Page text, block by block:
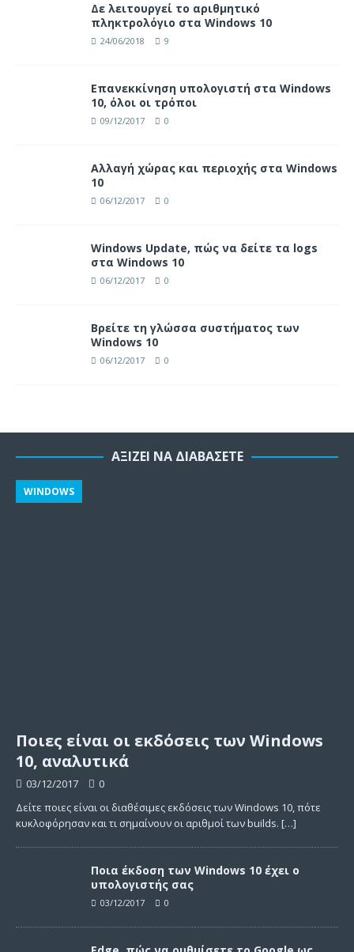
Δε λειτουργεί το αριθμητικό
πληκτρολόγιο στα Windows 10
24/06/2018 9
Επανεκκίνηση υπολογιστή στα Windows
10, όλοι οι τρόποι
09/12/2017 0
Αλλαγή χώρας και περιοχής στα Windows
10
06/12/2017 0
Windows Update, πώς να δείτε τα logs
στα Windows 10
06/12/2017 0
Βρείτε τη γλώσσα συστήματος των
Windows 10
06/12/2017 0
ΑΞΊΖΕΙ ΝΑ ΔΙΑΒΆΣΕΤΕ
Ποιες είναι οι εκδόσεις των Windows
10, αναλυτικά
WINDOWS
03/12/2017
0
Δείτε ποιες είναι οι διαθέσιμες εκδόσεις των Windows 10, πότε
κυκλοφόρησαν και τι σημαίνουν οι αριθμοί των builds. […]
Ποια έκδοση των Windows 10 έχει ο
υπολογιστής σας
03/12/2017 0